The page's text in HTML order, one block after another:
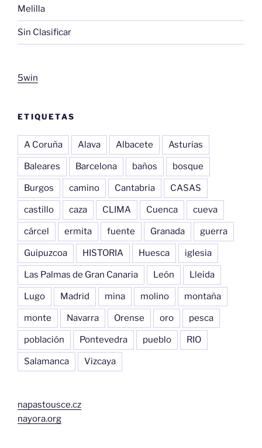
Melilla
Sin Clasificar
5win
ETIQUETAS
A Coruña Alava Albacete Asturias
Baleares Barcelona baños bosque
Burgos camino Cantabria CASAS
castillo caza CLIMA Cuenca cueva
cárcel ermita fuente Granada guerra
Guipuzcoa HISTORIA Huesca iglesia
Las Palmas de Gran Canaria León Lleida
Lugo Madrid mina molino montaña
monte Navarra Orense oro pesca
población Pontevedra pueblo RIO
Salamanca Vizcaya
napastousce.cz
nayora.org